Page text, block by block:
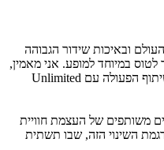
ובאיכות שידור הגבוהה
במיוחד למופע. אני מאמין,
הפעולה עם Unlimited
משותפים של העצמת חוויית
השינוי הזה, שבו תשתית